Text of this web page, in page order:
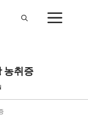
농취증